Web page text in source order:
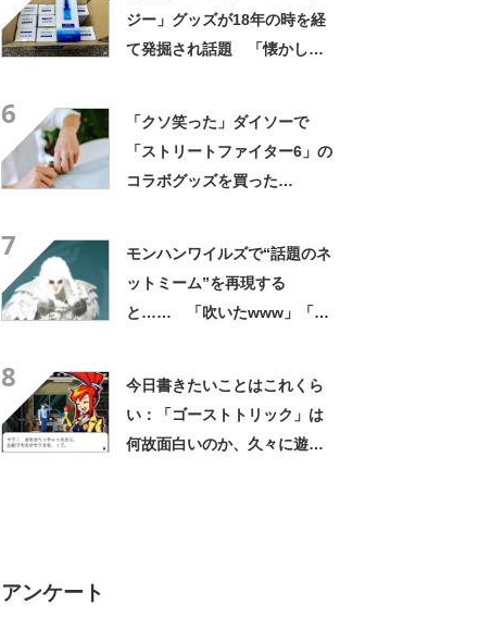
ジー」グッズが18年の時を経
て発掘され話題 「懐かし
6
「クソ笑った」ダイソーで
「ストリートファイター6」の
コラボグッズを買った
7
モンハンワイルズで“話題のネ
ットミーム”を再現する
と…… 「吹いたwww」「天
8
今日書きたいことはこれくら
い：「ゴーストトリック」は
何故面白いのか、久々に遊び
アンケート